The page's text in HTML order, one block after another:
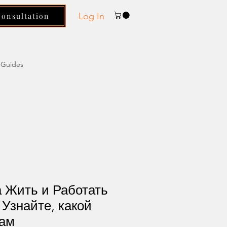
Log In
Guides
Жить и Работать
какой